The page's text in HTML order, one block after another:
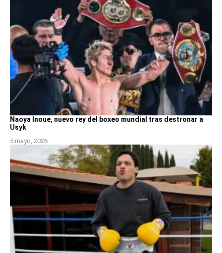
Naoya Inoue, nuevo rey del boxeo mundial tras destronar a
Usyk
5 mayo, 2026